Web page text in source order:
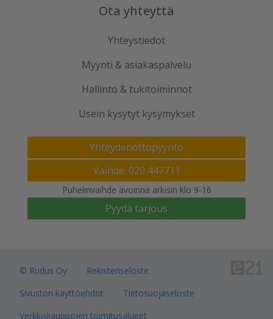
Ota yhteyttä
Yhteystiedot
Myynti & asiakaspalvelu
Hallinto & tukitoiminnot
Usein kysytyt kysymykset
Yhteydenottopyyntö
Vaihde: 020 447711
Puhelinvaihde avoinna arkisin klo 9-16
Pyydä tarjous
© Rudus Oy
Rekisteriseloste
Sivuston käyttöehdot
Tietosuojaseloste
Verkkokauppojen toimitusalueet